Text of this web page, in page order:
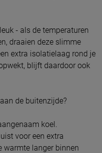
- als de temperaturen
draaien deze slimme
extra isolatielaag rond je
blijft daardoor ook
de buitenzijde?
koel.
voor een extra
warmte langer binnen